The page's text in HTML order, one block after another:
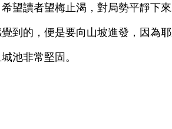
望讀者望梅止渴，對局勢平靜下來
到的，便是要向山坡進發，因為
池非常堅固。